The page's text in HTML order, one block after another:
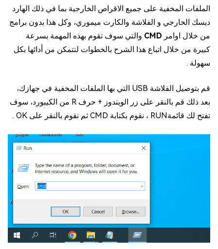
الملفات المخفية على جميع الاقراص الخارجية بما في ذلك الهارد
ديسك الخارجي و الفلاشة والكارت ميموري، وكل هذا بدون برامج
من خلال اوامر CMD والتي سوف تقوم بهذه المهمة بسرعة
كبيرة من خلال اتباع هذا الشرح بالخطوات لتتمكن من أدائها بكل
سهولة .
قم بتوصيل الفلاشة USB التي بها الملفات المخفية في جهازك،
بعد ذلك قم بالنقر على زر الويندوز + حرف R من الكيبورد، سوف
تفتح لك قائمةRUN ، نقوم بكتابة CMD ثم نقوم بالنقر على OK .